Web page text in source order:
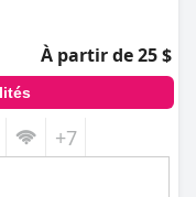
À partir de 25 $
+7